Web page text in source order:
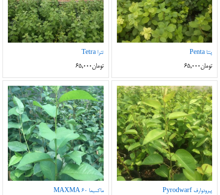
پنتا Penta
تومان65,000
تترا Tetra
تومان65,000
پیرودوارف Pyrodwarf ماکسیما MAXMA 60